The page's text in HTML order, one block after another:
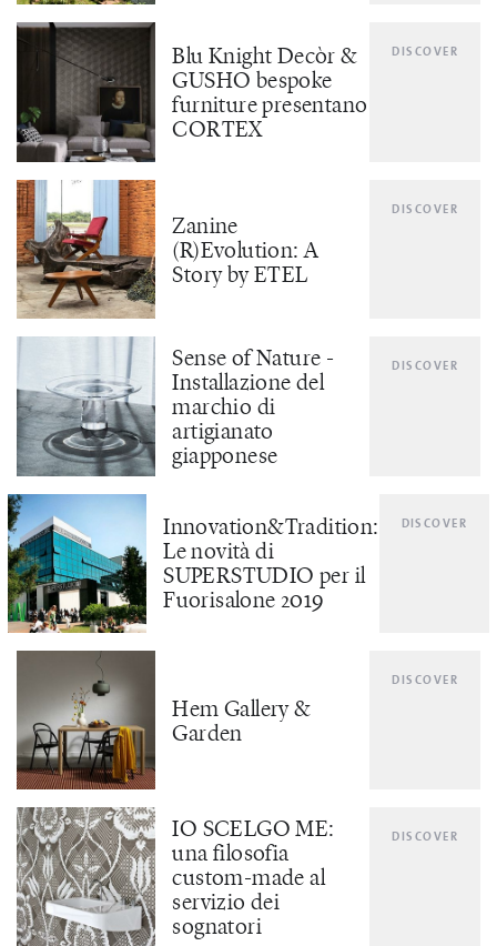
Blu Knight Decòr &
GUSHO bespoke
furniture presentano
CORTEX
DISCOVER
Zanine
(R)Evolution: A
Story by ETEL
DISCOVER
Sense of Nature -
Installazione del
marchio di
artigianato
giapponese
DISCOVER
Innovation&Tradition:
Le novità di
SUPERSTUDIO per il
Fuorisalone 2019
DISCOVER
Hem Gallery &
Garden
DISCOVER
IO SCELGO ME:
una filosofia
custom-made al
servizio dei
sognatori
DISCOVER